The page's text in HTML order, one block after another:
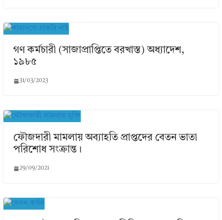
গণ কর্মচারী (সাজাপ্রাপ্তিতে বরখাস্ত) অধ্যাদেশ,
১৯৮৫
31/03/2023
ফৌজদারী মামলায় অব্যাহতি প্রাপ্তদের বেতন ভাতা
পরিশোধ সংক্রান্ত।
29/09/2021